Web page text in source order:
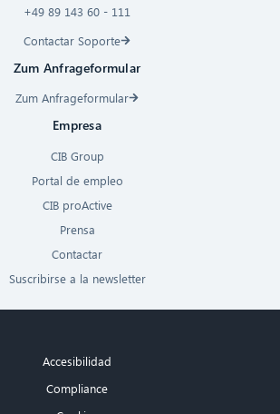
+49 89 143 60 - 111
Contactar Soporte
Zum Anfrageformular
Zum Anfrageformular
Empresa
CIB Group
Portal de empleo
CIB proActive
Prensa
Contactar
Suscribirse a la newsletter
Accesibilidad
Compliance